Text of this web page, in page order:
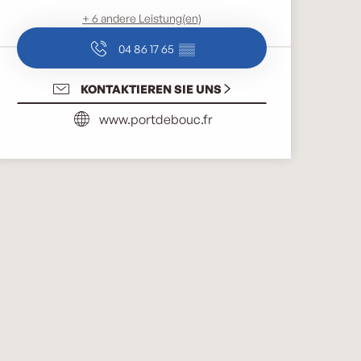
+ 6 andere Leistung(en)
04 86 17 65 ▒▒
KONTAKTIEREN SIE UNS
www.portdebouc.fr